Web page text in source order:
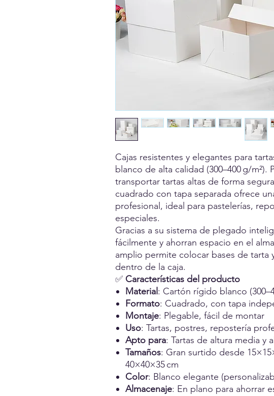
Cajas resistentes y elegantes para
blanco de alta calidad (300–400 g/m²).
transportar tartas altas de forma
cuadrado con tapa separada ofrece
profesional, ideal para pastelerías,
especiales.
Gracias a su sistema de plegado
fácilmente y ahorran espacio en el
amplio permite colocar bases de tarta
dentro de la caja.
✅ Características del producto
Material : Cartón rígido blanco
Formato: Cuadrado, con tapa
Montaje: Plegable, fácil de montar
Uso: Tartas, postres, repostería
Apto para: Tartas de altura media y
Tamaños: Gran surtido desde
40×40×35 cm
Color: Blanco elegante
Almacenaje: En plano para ahorrar